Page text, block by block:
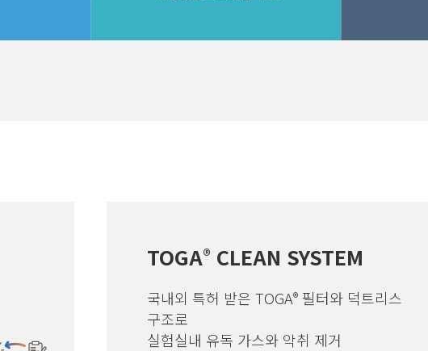
TOGA® CLEAN SYSTEM
국내외 특허 받은 TOGA® 필터와 덕트리스
구조로
실험실내 유독 가스와 악취 제거